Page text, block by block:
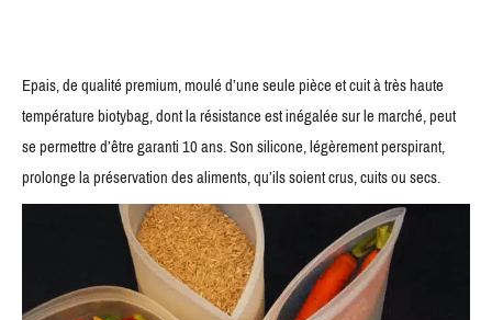
Epais, de qualité premium, moulé d’une seule pièce et cuit à très haute
température biotybag, dont la résistance est inégalée sur le marché, peut
se permettre d’être garanti 10 ans. Son silicone, légèrement perspirant,
prolonge la préservation des aliments, qu’ils soient crus, cuits ou secs.